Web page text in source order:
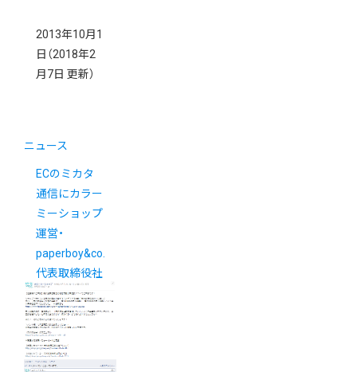
2013年10月1
日 （2018年2
月7日 更新）
ニュース
ECのミカタ
通信にカラー
ミーショップ
運営・
paperboy&co.
代表取締役社
長佐藤健太郎
インタビュー
が掲載されま
した。